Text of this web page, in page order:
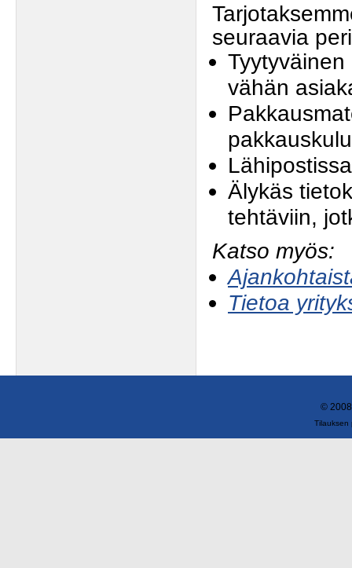
seuraavia
vähän
Älykäs
tehtäviin,
Katso myös:
Tietoa
©
Tilauksen